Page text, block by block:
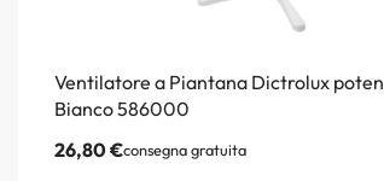
Ventilatore a Piantana Dictrolux
Bianco 586000
26,80€consegna gratuita